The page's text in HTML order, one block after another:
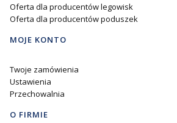
Oferta dla producentów legowisk
Oferta dla producentów poduszek
MOJE KONTO
Twoje zamówienia
Ustawienia
Przechowalnia
O FIRMIE